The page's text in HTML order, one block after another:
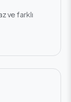
ve farklı